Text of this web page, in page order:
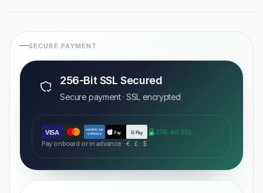
SECURE PAYMENT
256-Bit SSL Secured
Secure payment · SSL encrypted
VISA
AMERICAN
EXPRESS
Pay G Pay
256-bit SSL
Pay onboard or in advance · € · £ · $